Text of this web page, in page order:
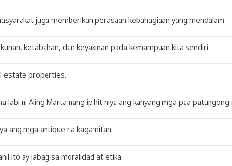
juga memberikan perasaan kebahagiaan yang mendalam.
ketabahan, dan keyakinan pada kemampuan kita sendiri.
estate properties.
labi ni Aling Marta nang ipihit niya ang kanyang mga paa patungong
ang mga antique na kagamitan.
ito ay labag sa moralidad at etika.